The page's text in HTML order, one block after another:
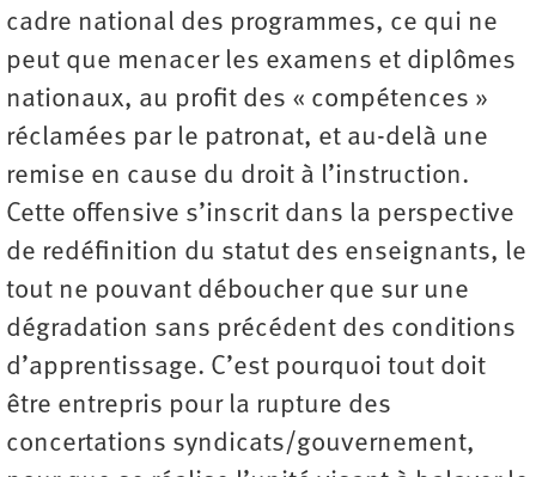
cadre national des programmes, ce qui ne
peut que menacer les examens et diplômes
nationaux, au profit des « compétences »
réclamées par le patronat, et au-delà une
remise en cause du droit à l’instruction.
Cette offensive s’inscrit dans la perspective
de redéfinition du statut des enseignants, le
tout ne pouvant déboucher que sur une
dégradation sans précédent des conditions
d’apprentissage. C’est pourquoi tout doit
être entrepris pour la rupture des
concertations syndicats/gouvernement,